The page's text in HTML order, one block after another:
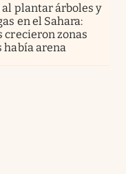
al plantar árboles y
en el Sahara:
crecieron zonas
había arena